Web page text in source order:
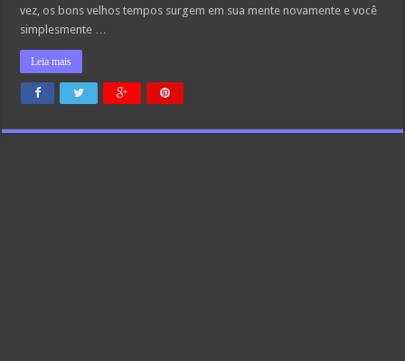
vez, os bons velhos tempos surgem em sua mente novamente e você
simplesmente …
Leia mais